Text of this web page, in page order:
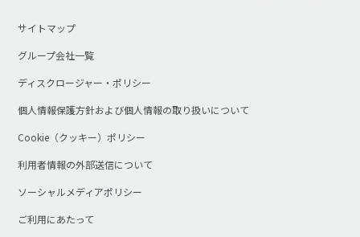
サイトマップ
グループ会社一覧
ディスクロージャー・ポリシー
個人情報保護方針および個人情報の取り扱いについて
Cookie（クッキー）ポリシー
利用者情報の外部送信について
ソーシャルメディアポリシー
ご利用にあたって